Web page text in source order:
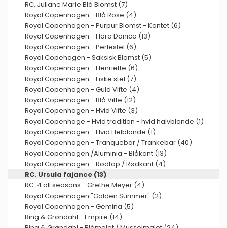
RC. Juliane Marie Blå Blomst (7)
Royal Copenhagen - Blå Rose (4)
Royal Copenhagen - Purpur Blomst - Kantet (6)
Royal Copenhagen - Flora Danica (13)
Royal Copenhagen - Perlestel (6)
Royal Copehagen - Saksisk Blomst (5)
Royal Copenhagen - Henriette (6)
Royal Copenhagen - Fiske stel (7)
Royal Copenhagen - Guld Vifte (4)
Royal Copenhagen - Blå Vifte (12)
Royal Copenhagen - Hvid Vifte (3)
Royal Copenhage - Hvid tradition - hvid halvblonde (1)
Royal Copenhagen - Hvid Helblonde (1)
Royal Copenhagen - Tranquebar / Trankebar (40)
Royal Copenhagen /Aluminia - Blåkant (13)
Royal Copenhagen - Rødtop / Rødkant (4)
RC. Ursula fajance (13)
RC. 4 all seasons - Grethe Meyer (4)
Royal Copenhagen "Golden Summer" (2)
Royal Copenhagen - Gemina (5)
Bing & Grøndahl - Empire (14)